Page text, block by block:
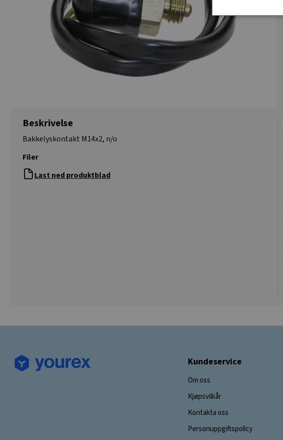
Beskrivelse
Bakkelyskontakt M14x2, n/o
Filer
Last ned produktblad
Kundeservice
Om oss
Kjøpsvilkår
Kontakta oss
Personuppgiftspolicy